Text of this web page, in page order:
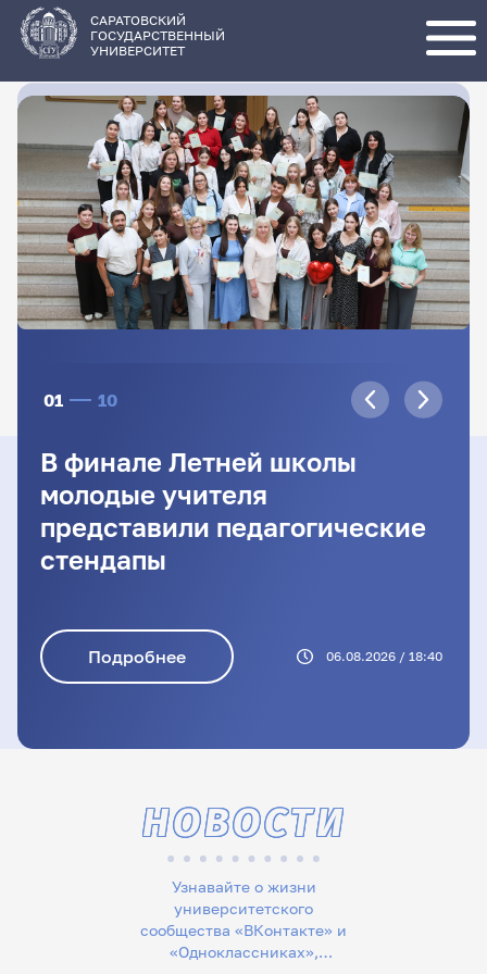
основному
содержанию
САРАТОВСКИЙ
ГОСУДАРСТВЕННЫЙ
УНИВЕРСИТЕТ
01 10
В финале Летней школы
молодые учителя
представили педагогические
стендапы
Подробнее 06.08.2026 / 18:40
Узнавайте о жизни
университетского
сообщества «ВКонтакте» и
«Одноклассниках»,
НОВОСТИ